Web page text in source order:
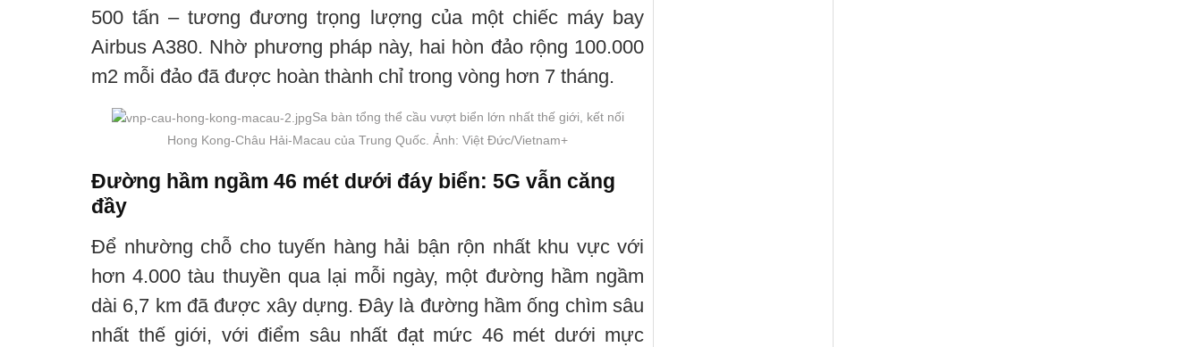
500 tấn – tương đương trọng lượng của một chiếc máy bay
Airbus A380. Nhờ phương pháp này, hai hòn đảo rộng 100.000
m2 mỗi đảo đã được hoàn thành chỉ trong vòng hơn 7 tháng.
Sa bàn tổng thể cầu vượt biển lớn nhất thế giới, kết nối
Hong Kong-Châu Hải-Macau của Trung Quốc. Ảnh: Việt Đức/Vietnam+
Đường hầm ngầm 46 mét dưới đáy biển: 5G vẫn căng
đầy
Để nhường chỗ cho tuyến hàng hải bận rộn nhất khu vực với
hơn 4.000 tàu thuyền qua lại mỗi ngày, một đường hầm ngầm
dài 6,7 km đã được xây dựng. Đây là đường hầm ống chìm sâu
nhất thế giới, với điểm sâu nhất đạt mức 46 mét dưới mực